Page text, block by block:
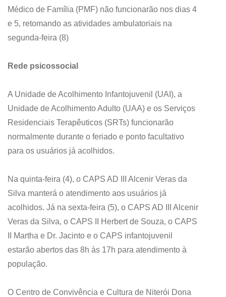
Médico de Família (PMF) não funcionarão nos dias 4
e 5, retomando as atividades ambulatoriais na
segunda-feira (8)
Rede psicossocial
A Unidade de Acolhimento Infantojuvenil (UAI), a
Unidade de Acolhimento Adulto (UAA) e os Serviços
Residenciais Terapêuticos (SRTs) funcionarão
normalmente durante o feriado e ponto facultativo
para os usuários já acolhidos.
Na quinta-feira (4), o CAPS AD III Alcenir Veras da
Silva manterá o atendimento aos usuários já
acolhidos. Já na sexta-feira (5), o CAPS AD III Alcenir
Veras da Silva, o CAPS II Herbert de Souza, o CAPS
II Martha e Dr. Jacinto e o CAPS infantojuvenil
estarão abertos das 8h às 17h para atendimento à
população.
O Centro de Convivência e Cultura de Niterói Dona